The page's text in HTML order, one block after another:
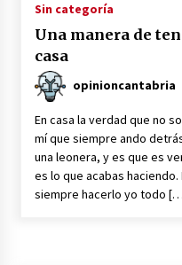
Sin categoría
Una manera de
casa
opinioncantabria
En casa la verdad que no
mí que siempre ando
una leonera, y es que es
es lo que acabas
siempre hacerlo yo todo